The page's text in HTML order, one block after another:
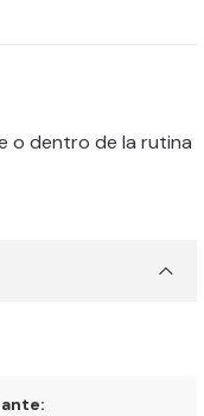
o dentro de la rutina